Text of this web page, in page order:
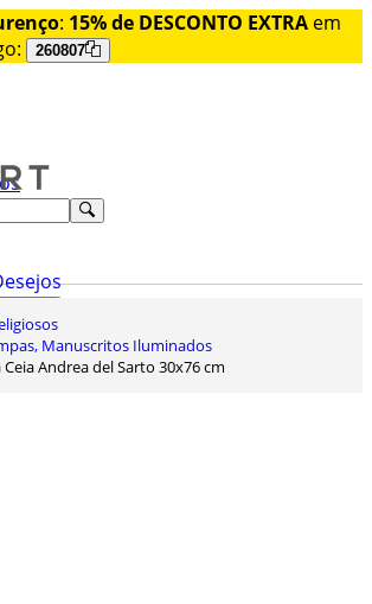
: 15% de DESCONTO EXTRA em
260807
Manuscritos Iluminados
Ceia Andrea del Sarto 30x76 cm